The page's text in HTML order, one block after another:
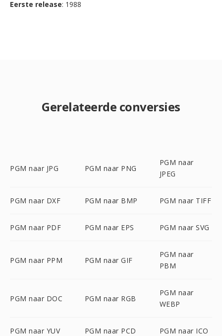
Eerste release: 1988
Gerelateerde conversies
PGM naar JPG PGM naar PNG
PGM naar
JPEG
PGM naar DXF PGM naar BMP PGM naar TIFF
PGM naar PDF PGM naar EPS PGM naar SVG
PGM naar PPM PGM naar GIF
PGM naar
PBM
PGM naar DOC PGM naar RGB
PGM naar
WEBP
PGM naar YUV PGM naar PCD PGM naar ICO